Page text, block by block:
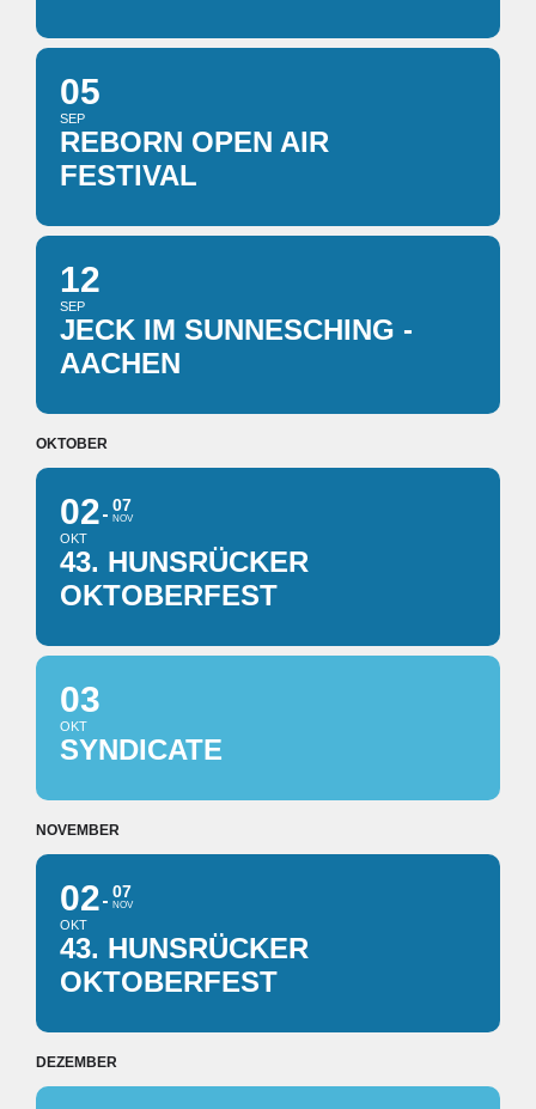
05
SEP
REBORN OPEN AIR
FESTIVAL
12
SEP
JECK IM SUNNESCHING -
AACHEN
OKTOBER
02
OKT
07
NOV
43. HUNSRÜCKER
OKTOBERFEST
03
OKT
SYNDICATE
NOVEMBER
02
OKT
07
NOV
43. HUNSRÜCKER
OKTOBERFEST
DEZEMBER